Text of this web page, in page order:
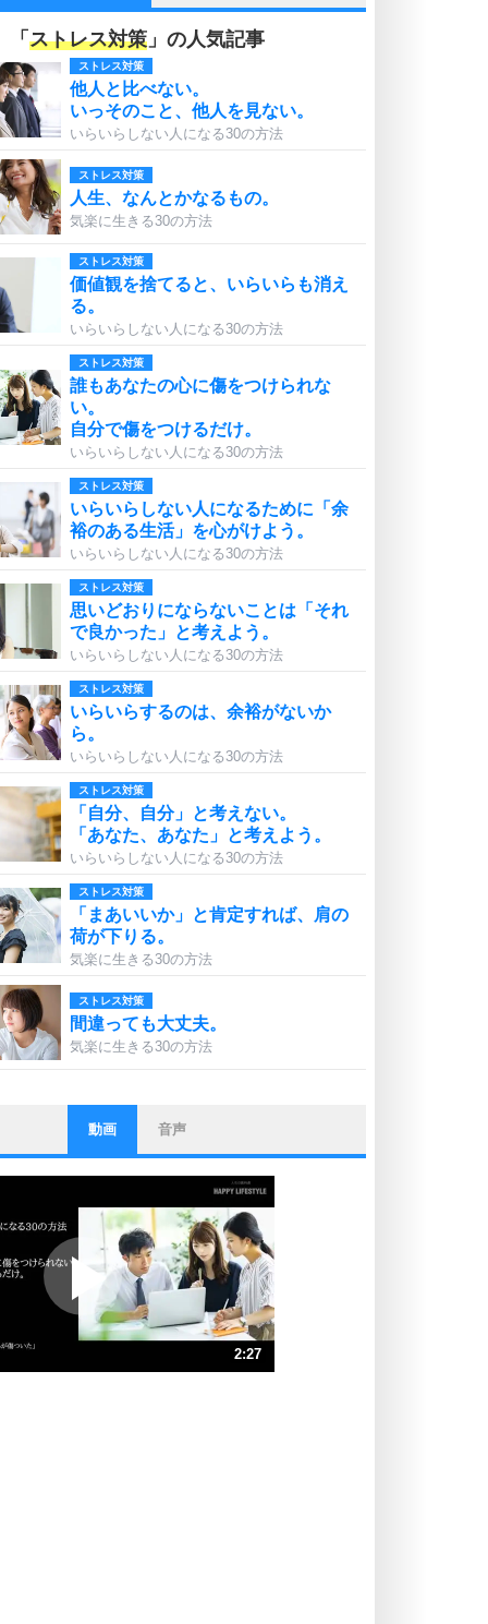
「 ストレス対策 」の人気記事
ストレス対策
他人と比べない。
いっそのこと、他人を見ない。
いらいらしない人になる30の方法
ストレス対策
人生、なんとかなるもの。
気楽に生きる30の方法
ストレス対策
価値観を捨てると、いらいらも消え
る。
いらいらしない人になる30の方法
ストレス対策
誰もあなたの心に傷をつけられな
い。
自分で傷をつけるだけ。
いらいらしない人になる30の方法
ストレス対策
いらいらしない人になるために「余
裕のある生活」を心がけよう。
いらいらしない人になる30の方法
ストレス対策
思いどおりにならないことは「それ
で良かった」と考えよう。
いらいらしない人になる30の方法
ストレス対策
いらいらするのは、余裕がないか
ら。
いらいらしない人になる30の方法
ストレス対策
「自分、自分」と考えない。
「あなた、あなた」と考えよう。
いらいらしない人になる30の方法
ストレス対策
「まあいいか」と肯定すれば、肩の
荷が下りる。
気楽に生きる30の方法
ストレス対策
間違っても大丈夫。
気楽に生きる30の方法
ストレス対策
他人と比べない。
いっそのこと、他人を見ない。
プラス思考
ポジティブになれない原因は、行動
しないから。
ポジティブ思考になる30の方法
ストレス対策
動画 音声
2:27